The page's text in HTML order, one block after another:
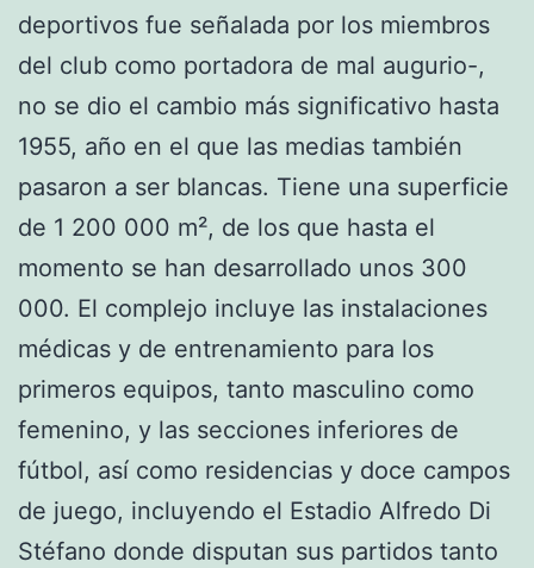
deportivos fue señalada por los miembros
del club como portadora de mal augurio-,
no se dio el cambio más significativo hasta
1955, año en el que las medias también
pasaron a ser blancas. Tiene una superficie
de 1 200 000 m², de los que hasta el
momento se han desarrollado unos 300
000. El complejo incluye las instalaciones
médicas y de entrenamiento para los
primeros equipos, tanto masculino como
femenino, y las secciones inferiores de
fútbol, así como residencias y doce campos
de juego, incluyendo el Estadio Alfredo Di
Stéfano donde disputan sus partidos tanto